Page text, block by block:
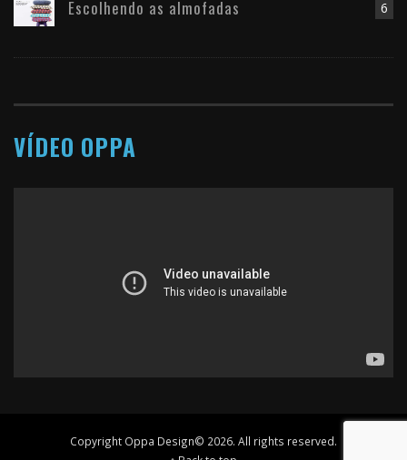
6
Escolhendo as almofadas
VÍDEO OPPA
Copyright Oppa Design© 2026. All rights reserved.